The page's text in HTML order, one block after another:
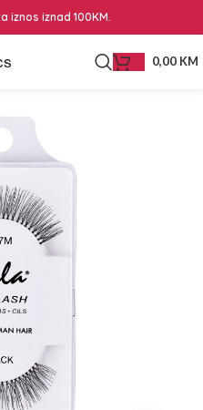
iznos iznad 100KM.
0,00 KM